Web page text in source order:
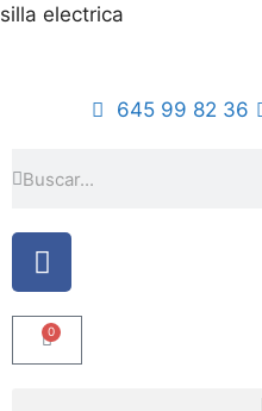
silla electrica
645 99 82 36
0